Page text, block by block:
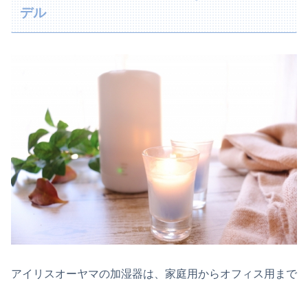
デル
アイリスオーヤマの加湿器は、家庭用からオフィス用まで